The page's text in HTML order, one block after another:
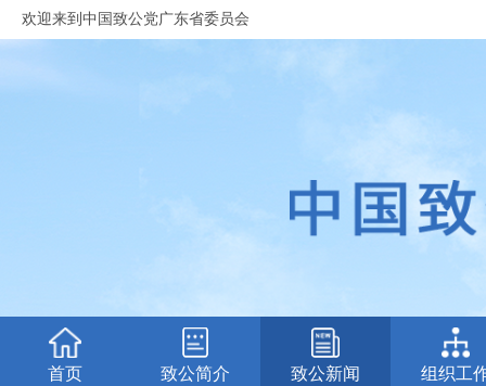
欢迎来到中国致公党广东省委员会
首页 致公简介 致公新闻 组织工